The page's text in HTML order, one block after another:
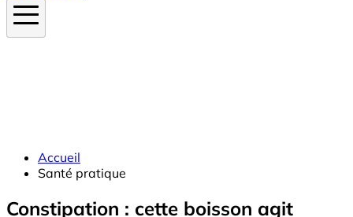
Accueil
Santé pratique
Constipation : cette boisson agit